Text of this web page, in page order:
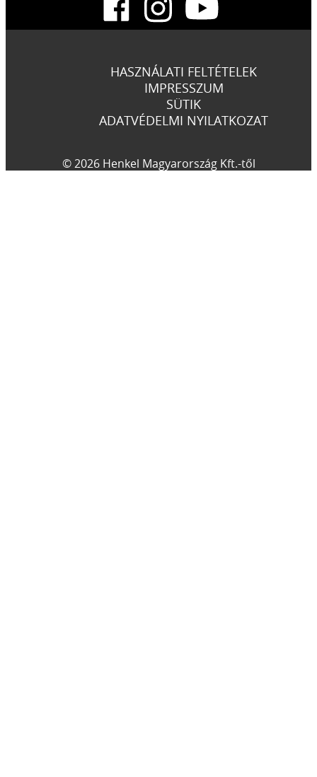
HASZNÁLATI FELTÉTELEK
IMPRESSZUM
SÜTIK
ADATVÉDELMI NYILATKOZAT
© 2026 Henkel Magyarország Kft.-től